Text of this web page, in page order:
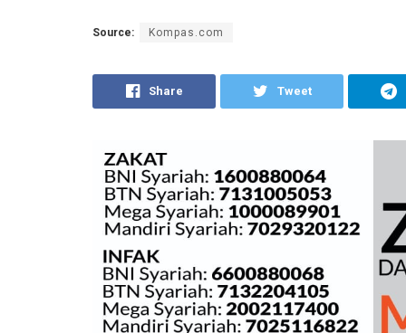
Source: Kompas.com
Share Tweet